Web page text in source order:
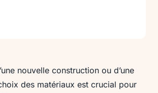
nouvelle construction ou d’une
des matériaux est crucial pour